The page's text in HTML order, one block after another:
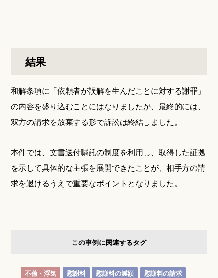
結果
和解条項に「依頼者が誤解を生んだことに対する謝罪」
の内容を盛り込むことにはなりましたが、最終的には、
双方の請求を放棄する形で訴訟は終結しました。
本件では、文書送付嘱託の制度を利用し、取得した証拠
を示して具体的な主張を展開できたことが、相手方の請
求を退けるうえで重要なポイントとなりました。
この事例に関連するタグ
不倫・浮気 慰謝料 慰謝料の減額 慰謝料の請求